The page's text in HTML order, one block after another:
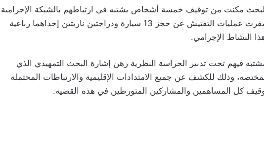
مكنت من توقيف خمسة أشخاص يشتبه في ارتباطهم بالشبكة الإجرامية
المتورطة في هذه العملية، بينما أسفرت عمليات التفتيش عن حجز 13 سيارة ودراجتين ناريتين إحداهما رباعية
النشاط الإجرامي.
فيهم تحت تدبير الحراسة النظرية رهن إشارة البحث التمهيدي الذي
وذلك للكشف عن جميع الامتدادات الإقليمية والارتباطات المحتملة
كل المساهمين والمشاركين المتورطين في هذه القضية.